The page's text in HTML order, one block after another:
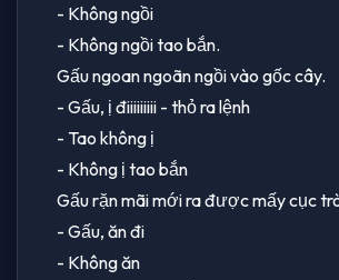
- Không ngồi
- Không ngồi tao bắn.
Gấu ngoan ngoãn ngồi vào gốc cây.
- Gấu, ị điiiiiiiii - thỏ ra lệnh
- Tao không ị
- Không ị tao bắn
Gấu rặn mãi mới ra được mấy cục
- Gấu, ăn đi
- Không ăn